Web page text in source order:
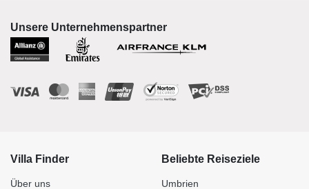
Unsere Unternehmenspartner
Villa Finder
Über uns
Beliebte Reiseziele
Umbrien